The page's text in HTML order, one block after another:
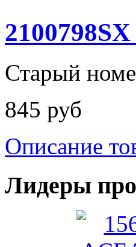
Старый
845 руб
Описание
Лидеры